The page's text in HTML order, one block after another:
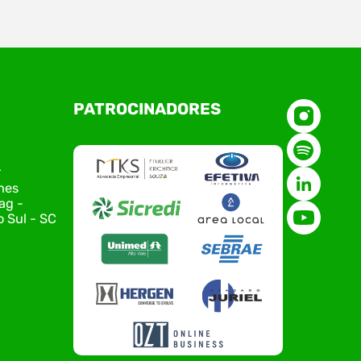
O Polo ACATE-ACIRS, por meio do NIAVI – Núcleo
de Tecnologia da Informação do Alto Vale do
Conexão Tech NIAVI, reunindo empresas de
tecnologia da região para uma noite de
conteúdo estratégico e
de novas iniciativas para o setor.
encontro aconteceu em Rio…
-
Sul - SC
PATROCINADORES